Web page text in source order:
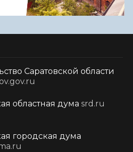
Саратовской области
областная дума srd.ru
городская дума